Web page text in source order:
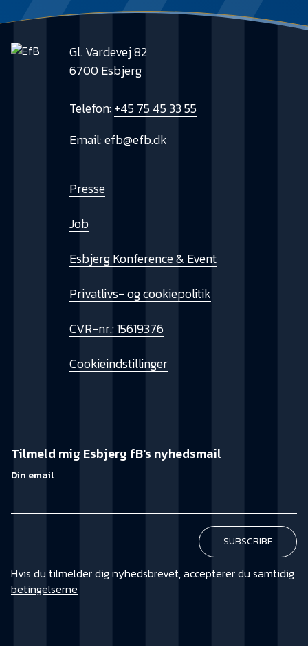
Gl. Vardevej 82
6700 Esbjerg
Telefon:+45 75 45 33 55
Email:efb@efb.dk
Presse
Job
Esbjerg Konference & Event
Privatlivs- og cookiepolitik
CVR-nr.: 15619376
Cookieindstillinger
Tilmeld mig Esbjerg fB's nyhedsmail
Din email
Hvis du tilmelder dig nyhedsbrevet, accepterer du samtidig
betingelserne